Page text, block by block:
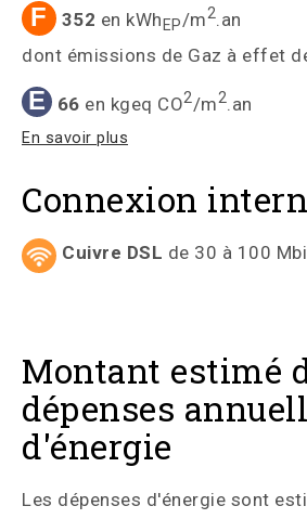
F 352 en kWh EP/m2.an
dont émissions de Gaz à effet
E 66 en kgeq CO2/m2.an
En savoir plus
Connexion
Cuivre DSL de 30 à 100
Montant estimé
dépenses
d'énergie
Les dépenses d'énergie sont